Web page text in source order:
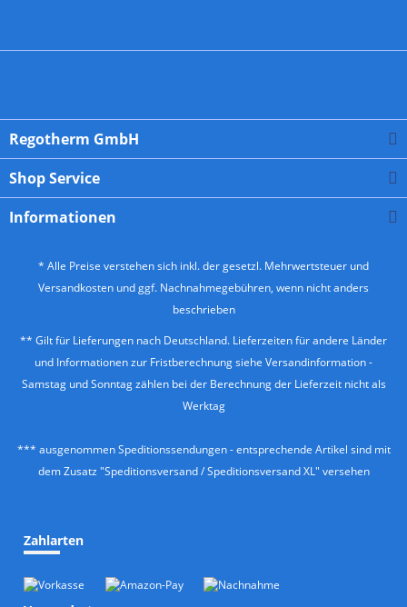
Regotherm GmbH
Shop Service
Informationen
* Alle Preise verstehen sich inkl. der gesetzl. Mehrwertsteuer und
Versandkosten und ggf. Nachnahmegebühren, wenn nicht anders
beschrieben
** Gilt für Lieferungen nach Deutschland. Lieferzeiten für andere Länder
und Informationen zur Fristberechnung siehe Versandinformation-
Samstag und Sonntag zählen bei der Berechnung der Lieferzeit nicht als
Werktag
*** ausgenommen Speditionssendungen - entsprechende Artikel sind mit
dem Zusatz "Speditionsversand / Speditionsversand XL" versehen
Zahlarten